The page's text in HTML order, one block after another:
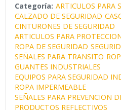
Categoría: ARTICULOS PARA
CALZADO DE SEGURIDAD
CINTURONES DE SEGURIDAD
ARTICULOS PARA
ROPA DE SEGURIDAD
SEÑALES PARA TRANSITO
GUANTES INDUSTRIALES
EQUIPOS PARA SEGURIDAD
ROPA IMPERMEABLE
SEÑALES PARA PREVENCION
PRODUCTOS REFLECTIVOS